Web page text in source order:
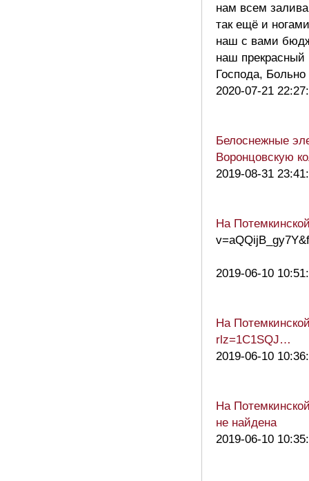
нам всем
так ещё и
наш с вами
наш
Господа,
2020-07-21
Белоснежные
Воронцовскую
2019-08-31
На
2019-06-10
На
rlz=1C1SQJ…
2019-06-10
На
не найдена
2019-06-10